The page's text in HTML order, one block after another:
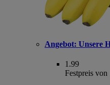
Angebot: Unsere
1.99
Festpreis von